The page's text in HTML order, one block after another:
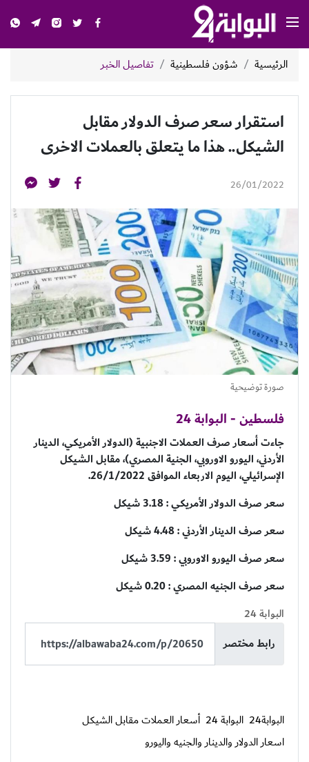
الرئيسية شؤون فلسطينية تفاصيل الخبر
استقرار سعر صرف الدولار مقابل
الشيكل.. هذا ما يتعلق بالعملات الاخرى
26/01/2022
صورة توضيحية
فلسطين - البوابة 24
جاءت أسعار صرف العملات الاجنبية (الدولار الأمريكي، الدينار
الأردني، اليورو الاوروبي، الجنية المصري)، مقابل الشيكل
الإسرائيلي، اليوم الاربعاء الموافق 26/1/2022.
سعر صرف الدولار الأمريكي : 3.18 شيكل
سعر صرف الدينار الأردني : 4.48 شيكل
سعر صرف اليورو الاوروبي : 3.59 شيكل
سعر صرف الجنيه المصري : 0.20 شيكل
البوابة 24
رابط مختصر
البوابة24 البوابة 24
أسعار العملات مقابل الشيكل
اسعار الدولار والدينار والجنيه واليورو